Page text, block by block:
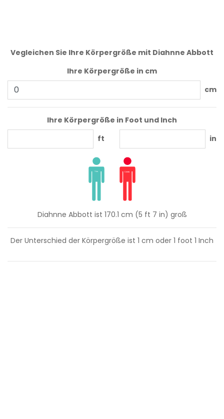
Vegleichen Sie Ihre Körpergröße mit Diahnne Abbott
Ihre Körpergröße in cm
cm
Ihre Körpergröße in Foot und Inch
ft
in
Diahnne Abbott ist 170.1 cm (5 ft 7 in) groß
Der Unterschied der Körpergröße ist 1 cm oder 1 foot 1 Inch